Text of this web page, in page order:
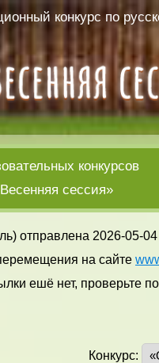
конкурс по
конкурсов
сессия»
отправлена 2026-05-
на сайте
ешё нет, проверьте
Конкурс: